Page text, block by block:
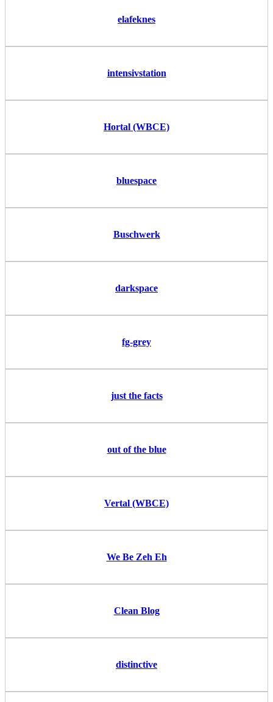
elafeknes
intensivstation
Hortal (WBCE)
bluespace
Buschwerk
darkspace
fg-grey
just the facts
out of the blue
Vertal (WBCE)
We Be Zeh Eh
Clean Blog
distinctive